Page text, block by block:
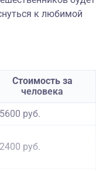
к любимой
Стоимость за
человека
руб.
руб.